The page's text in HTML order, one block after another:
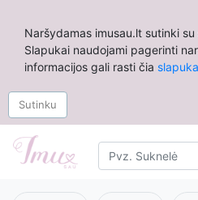
Naršydamas imusau.lt sutinki
Slapukai naudojami pagerinti
informacijos gali rasti čia
Sutinku